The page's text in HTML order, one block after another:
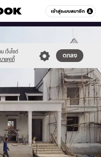
เข้าสู่ระบบสมาชิก
หมวดอื่นๆ
เว็บไซต์
ายคุกกี้
ตกลง